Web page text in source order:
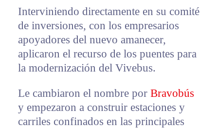
Interviniendo directamente en su comité
de inversiones, con los empresarios
apoyadores del nuevo amanecer,
aplicaron el recurso de los puentes para
la modernización del Vivebus.
Le cambiaron el nombre por Bravobús
y empezaron a construir estaciones y
carriles confinados en las principales